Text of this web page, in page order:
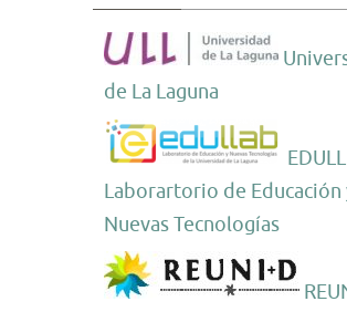
de La Laguna
Laborartorio de Educación
Nuevas Tecnologías